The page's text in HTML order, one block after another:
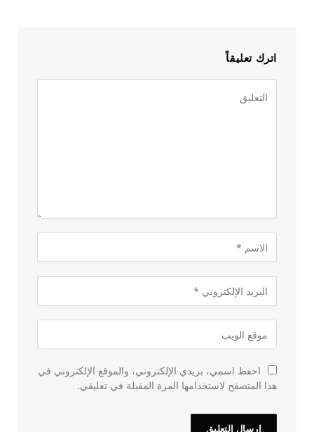
اترك تعليقاً
احفظ اسمي، بريدي الإلكتروني، والموقع الإلكتروني في
هذا المتصفح لاستخدامها المرة المقبلة في تعليقي.